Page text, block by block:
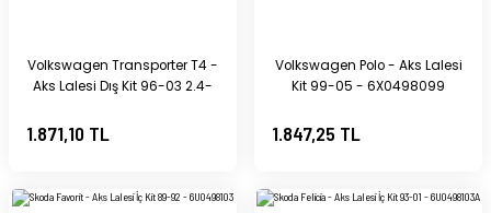
Volkswagen Transporter T4 -
Aks Lalesi Dış Kit 96-03 2.4-
1.871,10 TL
Volkswagen Polo - Aks Lalesi
Kit 99-05 - 6X0498099
1.847,25 TL